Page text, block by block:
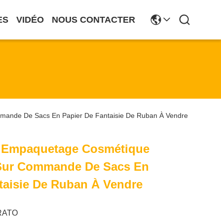
VIDÉO NOUS CONTACTER
De Sacs En Papier De Fantaisie De Ruban À Vendre
Cosmétique
Commande De Sacs En
De Ruban À Vendre